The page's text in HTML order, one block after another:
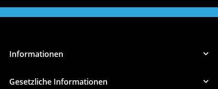
Informationen
Gesetzliche Informationen